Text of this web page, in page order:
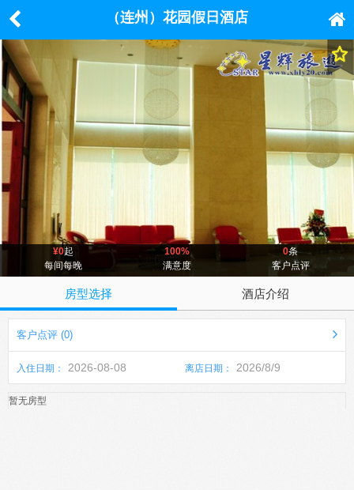
（连州）花园假日酒店
¥0起
每间每晚
100%
满意度
0条
客户点评
房型选择 酒店介绍
客户点评 (0)
入住日期： 2026-08-08 离店日期： 2026/8/9
暂无房型